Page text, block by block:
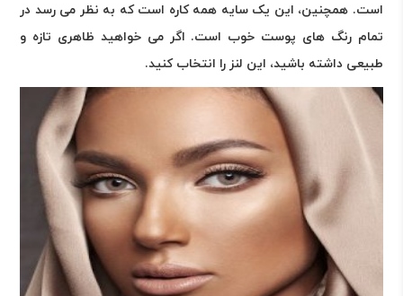
است. همچنین، این یک سایه همه کاره است که به نظر می رسد در
تمام رنگ های پوست خوب است. اگر می خواهید ظاهری تازه و
طبیعی داشته باشید، این لنز را انتخاب کنید.